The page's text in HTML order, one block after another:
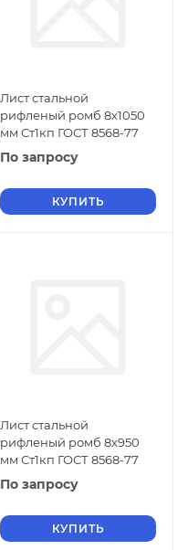
Лист стальной
рифленый ромб 8х1050
мм Ст1кп ГОСТ 8568-77
По запросу
КУПИТЬ
Лист стальной
рифленый ромб 8х950
мм Ст1кп ГОСТ 8568-77
По запросу
КУПИТЬ